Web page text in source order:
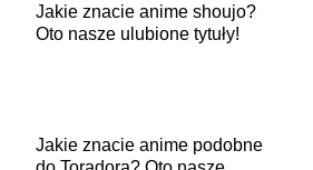
Jakie znacie anime shoujo?
Oto nasze ulubione tytuły!
Jakie znacie anime podobne